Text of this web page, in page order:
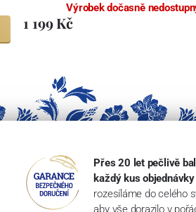
Výrobek dočasně
1 199 Kč
Přes 20 let pečlivě
každý kus objednávky
rozesíláme do celého
aby vše dorazilo v